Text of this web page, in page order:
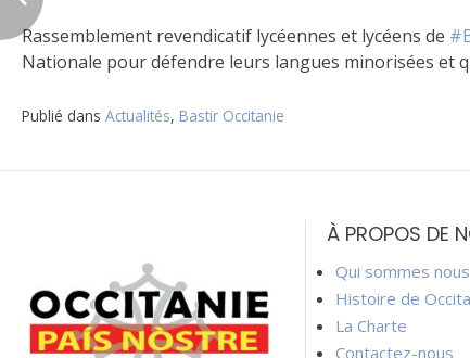
Rassemblement revendicatif lycéennes et lycéens de
Nationale pour défendre leurs langues minorisées et
Publié dans Actualités, Bastir Occitanie
l’article
À PROPOS DE
Qui sommes nous
Histoire de
La Charte
Contactez-nous